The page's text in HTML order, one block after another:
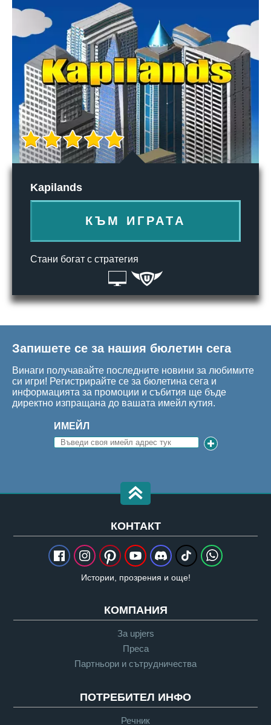
Kapilands
КЪМ ИГРАТА
Стани богат с стратегия
Запишете се за нашия бюлетин сега
Винаги получавайте последните новини за любимите
си игри! Регистрирайте се за бюлетина сега и
информацията за промоции и събития ще бъде
директно изпращана до вашата имейл кутия.
ИМЕЙЛ
КОНТАКТ
Истории, прозрения и още!
КОМПАНИЯ
За upjers
Преса
Партньори и сътрудничества
ПОТРЕБИТЕЛ ИНФО
Речник